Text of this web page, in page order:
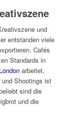
und
entstanden viele
Cafés
Standards in
arbeitet,
Shootings ist
sind die
und die